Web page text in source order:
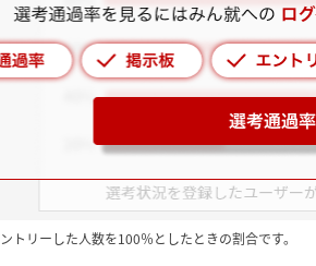
トリーした人数を100％としたときの割合です。